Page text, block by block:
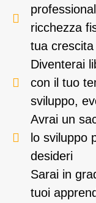
ricchezza
tua
Diventerai
con il tuo
sviluppo,
Avrai un
lo sviluppo
desideri
Sarai in
tuoi